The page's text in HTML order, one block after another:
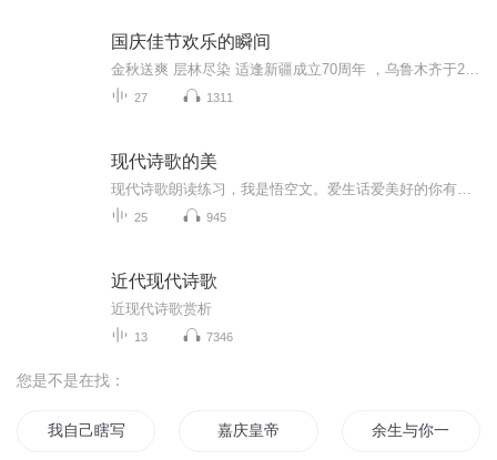
国庆佳节欢乐的瞬间
27 1311
现代诗歌的美
25 945
近代现代诗歌
近现代诗歌赏析
13 7346
您是不是在找：
我自己瞎写的诗随便看看嘉庆皇帝 余生与你一起谱